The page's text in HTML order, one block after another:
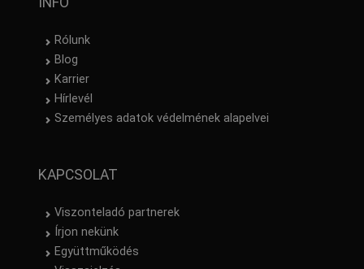
Rólunk
Blog
Karrier
Hírlevél
Személyes adatok védelmének alapelvei
KAPCSOLAT
Viszonteladó partnerek
Írjon nekünk
Együttműködés